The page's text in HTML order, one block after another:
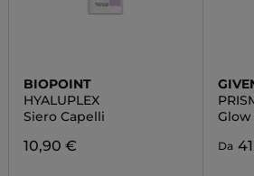
BIOPOINT
HYALUPLEX
Siero Capelli
10,90 € Da